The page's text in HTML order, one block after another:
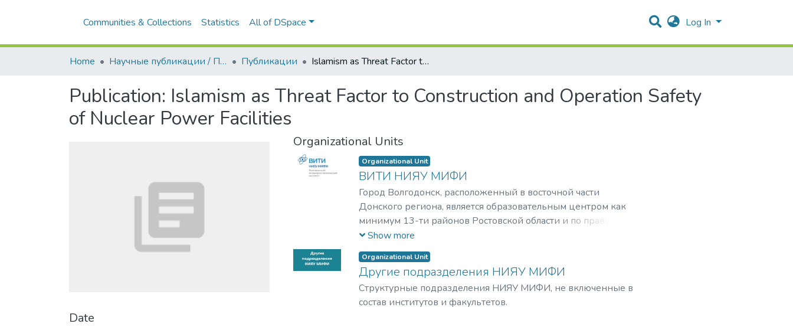
Communities & Collections Log In
Home Научные публикации / Препринты Публикации Islamism as Threat Factor to Construction and Operation Safety of Nuclear Power Facilities
Publication: Islamism as Threat Factor to Construction and Operation Safety
of Nuclear Power Facilities
Date
Organizational Units
Organizational Unit
ВИТИ НИЯУ МИФИ
Город Волгодонск, расположенный в восточной части
Донского региона, является образовательным центром как
минимум 13-ти районов Ростовской области и по праву
считается уникальным, претендуя на звание «Атомград XXI
века». На его территории располагаются предприятия
четырех дивизионов ГК «Росатом»: электроэнергетического
(филиал АО «Концерн Росэнергоатом» «Ростовская атомная
станция», «Волгодонскатомэнергоремонт» – филиал АО
«Атомэнергоремонт» и Ростовский филиал
Show more
Organizational Unit
Другие подразделения НИЯУ МИФИ
Структурные подразделения НИЯУ МИФИ, не включенные в
состав институтов и факультетов.